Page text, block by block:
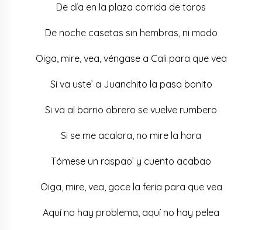
De día en la plaza corrida de toros
De noche casetas sin hembras, ni modo
Oiga, mire, vea, véngase a Cali para que vea
Si va uste’ a Juanchito la pasa bonito
Si va al barrio obrero se vuelve rumbero
Si se me acalora, no mire la hora
Tómese un raspao’ y cuento acabao
Oiga, mire, vea, goce la feria para que vea
Aquí no hay problema, aquí no hay pelea